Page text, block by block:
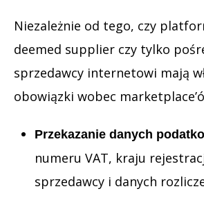
Niezależnie od tego, czy
deemed supplier czy tylko
sprzedawcy internetowi mają
obowiązki wobec
Przekazanie danych
numeru VAT, kraju
sprzedawcy i danych